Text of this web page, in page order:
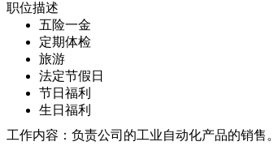
职位描述
五险一金
定期体检
旅游
法定节假日
节日福利
生日福利
工作内容：负责公司的工业自动化产品的销售。